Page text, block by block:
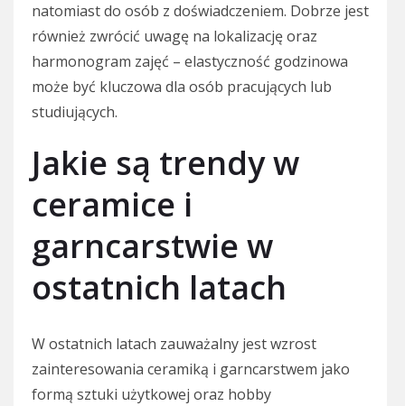
natomiast do osób z doświadczeniem. Dobrze jest
również zwrócić uwagę na lokalizację oraz
harmonogram zajęć – elastyczność godzinowa
może być kluczowa dla osób pracujących lub
studiujących.
Jakie są trendy w
ceramice i
garncarstwie w
ostatnich latach
W ostatnich latach zauważalny jest wzrost
zainteresowania ceramiką i garncarstwem jako
formą sztuki użytkowej oraz hobby